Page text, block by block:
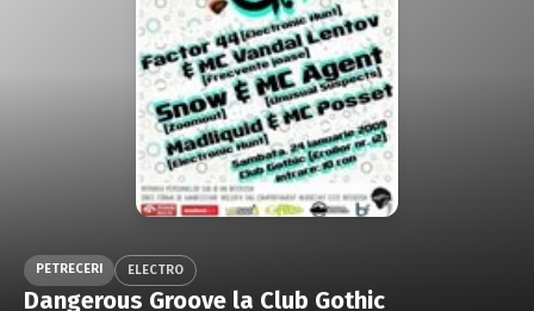
Caută în site...
PETRECERI ELECTRO
Dangerous Groove la Club Gothic